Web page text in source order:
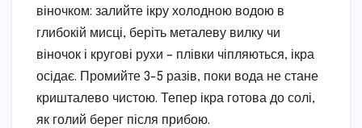
віночком: залийте ікру холодною водою в
глибокій мисці, беріть металеву вилку чи
віночок і кругові рухи – плівки чіпляються, ікра
осідає. Промийте 3-5 разів, поки вода не стане
кришталево чистою. Тепер ікра готова до солі,
як голий берег після прибою.